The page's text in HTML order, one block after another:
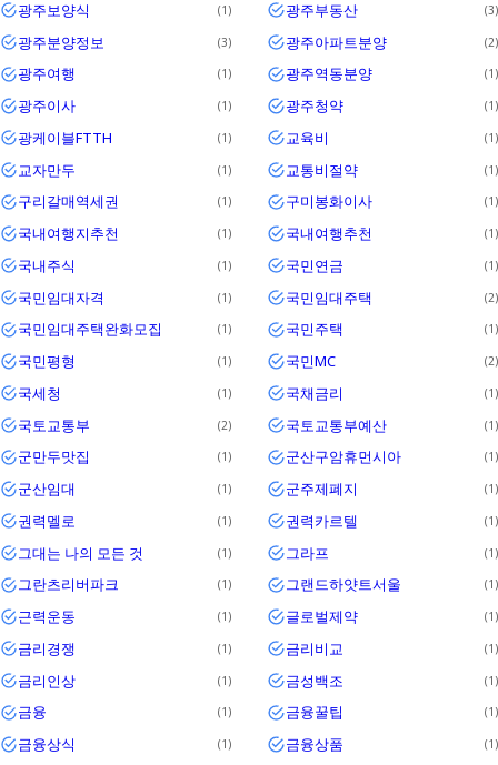
광주보양식 1 광주부동산 3
광주분양정보 3 광주아파트분양 2
광주여행 1 광주역동분양 1
광주이사 1 광주청약 1
광케이블FTTH 1 교육비 1
교자만두 1 교통비절약 1
구리갈매역세권 1 구미봉화이사 1
국내여행지추천 1 국내여행추천 1
국내주식 1 국민연금 1
국민임대자격 1 국민임대주택 2
국민임대주택완화모집 1 국민주택 1
국민평형 1 국민MC 2
국세청 1 국채금리 1
국토교통부 2 국토교통부예산 1
군만두맛집 1 군산구암휴먼시아 1
군산임대 1 군주제폐지 1
권력멜로 1 권력카르텔 1
그대는 나의 모든 것 1 그라프 1
그란츠리버파크 1 그랜드하얏트서울 1
근력운동 1 글로벌제약 1
금리경쟁 1 금리비교 1
금리인상 1 금성백조 1
금융 1 금융꿀팁 1
금융상식 1 금융상품 1